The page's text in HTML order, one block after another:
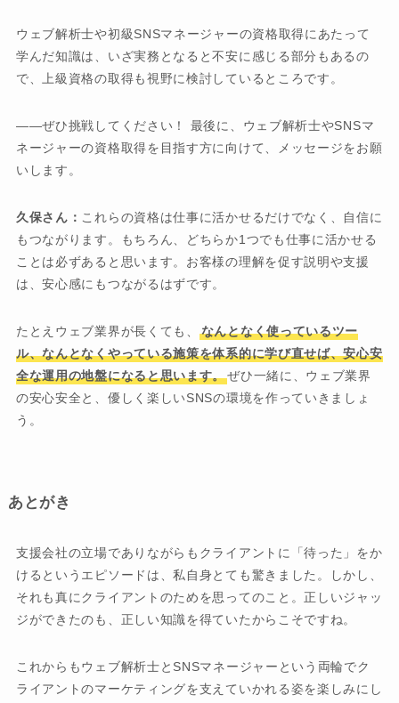
ウェブ解析士や初級SNSマネージャーの資格取得にあたって
学んだ知識は、いざ実務となると不安に感じる部分もあるの
で、上級資格の取得も視野に検討しているところです。
――ぜひ挑戦してください！ 最後に、ウェブ解析士やSNSマ
ネージャーの資格取得を目指す方に向けて、メッセージをお願
いします。
久保さん： これらの資格は仕事に活かせるだけでなく、自信に
もつながります。もちろん、どちらか1つでも仕事に活かせる
ことは必ずあると思います。お客様の理解を促す説明や支援
は、安心感にもつながるはずです。
たとえウェブ業界が長くても、
なんとなく使っているツー
ル、なんとなくやっている施策を体系的に学び直せば、安心安
全な運用の地盤になると思います。ぜひ一緒に、ウェブ業界
の安心安全と、優しく楽しいSNSの環境を作っていきましょ
う。
あとがき
支援会社の立場でありながらもクライアントに「待った」をか
けるというエピソードは、私自身とても驚きました。しかし、
それも真にクライアントのためを思ってのこと。正しいジャッ
ジができたのも、正しい知識を得ていたからこそですね。
これからもウェブ解析士とSNSマネージャーという両輪でク
ライアントのマーケティングを支えていかれる姿を楽しみにし